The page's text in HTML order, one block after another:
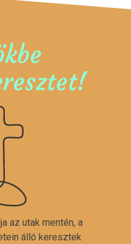
az utak mentén, a
álló keresztek